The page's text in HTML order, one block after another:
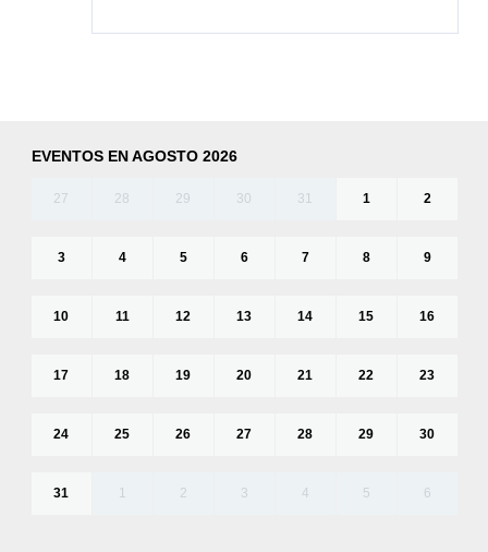
EVENTOS EN AGOSTO 2026
27 28 29 30 31 1 2
3 4 5 6 7 8 9
10 11 12 13 14 15 16
17 18 19 20 21 22 23
24 25 26 27 28 29 30
31 1 2 3 4 5 6